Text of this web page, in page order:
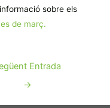
sobre els
de març.
Entrada
→